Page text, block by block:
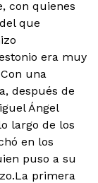
con quienes
que
era muy
una
después de
Ángel
largo de los
en los
puso a su
primera